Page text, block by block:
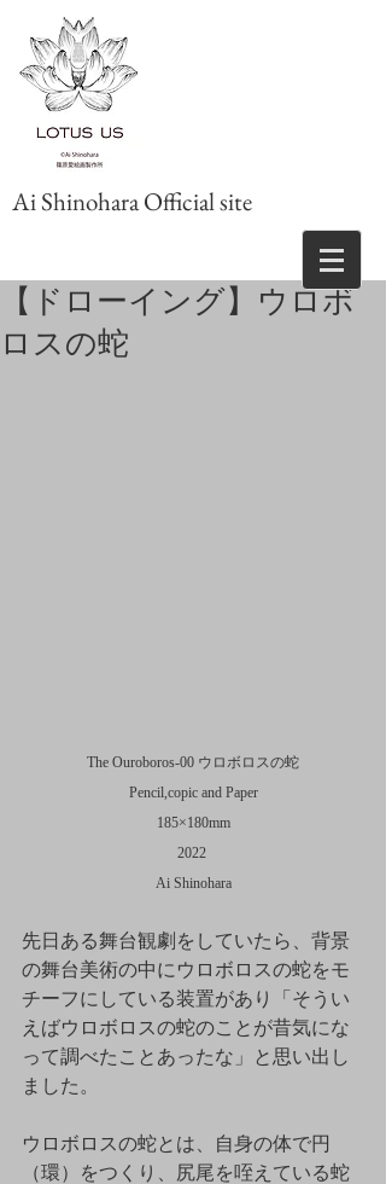
Ai Shinohara Official site
【ドローイング】ウロボ
ロスの蛇
The Ouroboros-00 ウロボロスの蛇
Pencil,copic and Paper
185×180mm
2022
Ai Shinohara
先日ある舞台観劇をしていたら、背景
の舞台美術の中にウロボロスの蛇をモ
チーフにしている装置があり「そうい
えばウロボロスの蛇のことが昔気にな
って調べたことあったな」と思い出し
ました。
ウロボロスの蛇とは、自身の体で円
（環）をつくり、尻尾を咥えている蛇